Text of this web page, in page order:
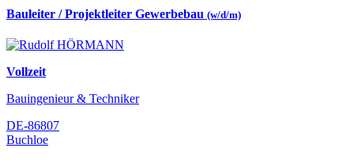
Bauleiter / Projektleiter Gewerbebau (w/d/m)
Vollzeit
Bauingenieur & Techniker
DE-86807
Buchloe